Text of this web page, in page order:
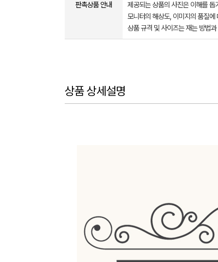
판촉상품 안내
제공되는 상품의 사진은 이해를
모니터의 해상도, 이미지의 품질
상품 규격 및 사이즈는 재는 방법
상품 상세설명